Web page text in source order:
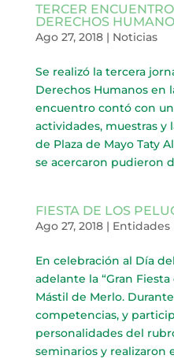
TERCER
DERECHOS
Ago 27, 2018| Noticias
Se realizó la tercera
Derechos Humanos en
encuentro contó con
actividades, muestras y
de Plaza de Mayo Taty
se acercaron pudieron
FIESTA DE LOS
Ago 27, 2018|
En celebración al Día
adelante la “Gran
Mástil de Merlo.
competencias, y
personalidades del
seminarios y realizaron